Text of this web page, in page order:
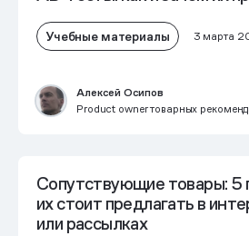
Учебные материалы 3 марта
Алексей Осипов
Product owner товарных
Сопутствующие товары: 5
их стоит предлагать в
или рассылках